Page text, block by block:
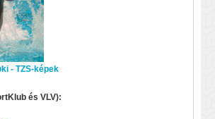
- TZS-képek
és VLV):